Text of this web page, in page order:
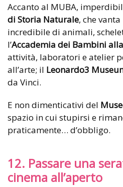
Accanto al MUBA,
di Storia Naturale, che
incredibile di animali,
l’Accademia dei Bambini
attività, laboratori e atelier
all’arte; il Leonardo3
da Vinci.
E non dimenticativi del
spazio in cui stupirsi e
praticamente… d’obbligo.
12. Passare una
cinema all’aperto